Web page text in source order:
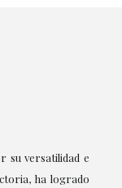
su versatilidad e
ha logrado